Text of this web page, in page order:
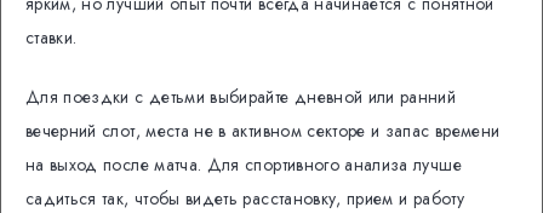
ставки.
Для поездки с детьми выбирайте дневной или ранний
вечерний слот, места не в активном секторе и запас времени
на выход после матча. Для спортивного анализа лучше
садиться так, чтобы видеть расстановку, прием и работу